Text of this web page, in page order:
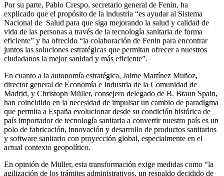
Por su parte, Pablo Crespo, secretario general de Fenin, ha
explicado que el propósito de la industria “es ayudar al Sistema
Nacional de Salud para que siga mejorando la salud y calidad de
vida de las personas a través de la tecnología sanitaria de forma
eficiente” y ha ofrecido “la colaboración de Fenin para encontrar
juntos las soluciones estratégicas que permitan ofrecer a nuestros
ciudadanos la mejor sanidad y más eficiente”.
En cuanto a la autonomía estratégica, Jaime Martínez Muñoz,
director general de Economía e Industria de la Comunidad de
Madrid, y Christoph Müller, consejero delegado de B. Braun Spain,
han coincidido en la necesidad de impulsar un cambio de paradigma
que permita a España evolucionar desde su condición histórica de
país importador de tecnología sanitaria a convertir nuestro país es un
polo de fabricación, innovación y desarrollo de productos sanitarios
y software sanitario con proyección global, especialmente en el
actual contexto geopolítico.
En opinión de Müller, esta transformación exige medidas como “la
agilización de los trámites administrativos, un respaldo decidido de